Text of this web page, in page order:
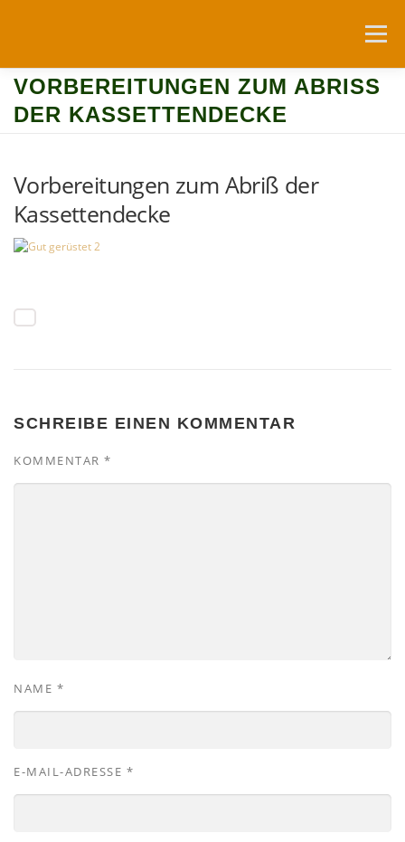
Menü
RESERVIERUNGSANFRAGEN
VORBEREITUNGEN ZUM ABRISS D
ER KASSETTENDECKE
Vorbereitungen zum Abriß der
Kassettendecke
SCHREIBE EINEN KOMMENTAR
KOMMENTAR *
NAME *
E-MAIL-ADRESSE *